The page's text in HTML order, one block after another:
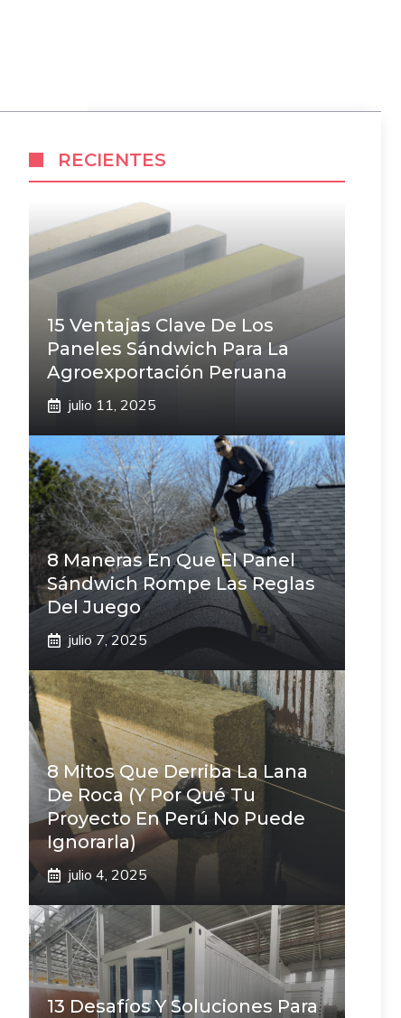
RECIENTES
15 Ventajas Clave De Los
Paneles Sándwich Para La
Agroexportación Peruana
julio 11, 2025
8 Maneras En Que El Panel
Sándwich Rompe Las Reglas
Del Juego
julio 7, 2025
8 Mitos Que Derriba La Lana
De Roca (Y Por Qué Tu
Proyecto En Perú No Puede
Ignorarla)
julio 4, 2025
13 Desafíos Y Soluciones Para